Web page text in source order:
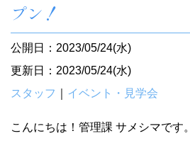
プン！
公開日：2023/05/24(水)
更新日：2023/05/24(水)
スタッフ
イベント・見学会
こんにちは！管理課 サメシマです。